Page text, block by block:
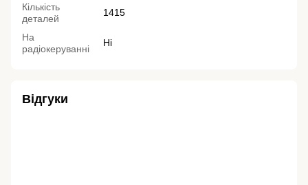
Кількість
деталей
1415
На
радіокеруванні
Ні
Відгуки